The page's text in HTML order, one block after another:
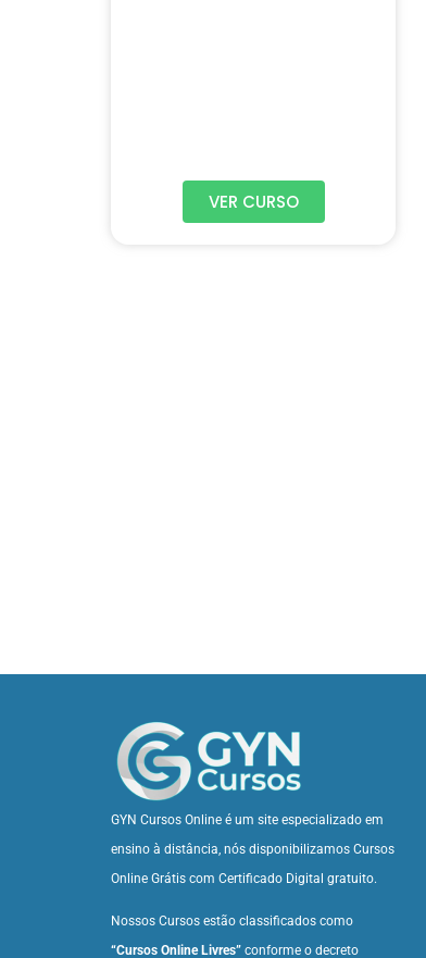
VER CURSO
GYN Cursos Online é um site especializado em
ensino à distância, nós disponibilizamos Cursos
Online Grátis com Certificado Digital gratuito.
Nossos Cursos estão classificados como
“Cursos Online Livres” conforme o decreto